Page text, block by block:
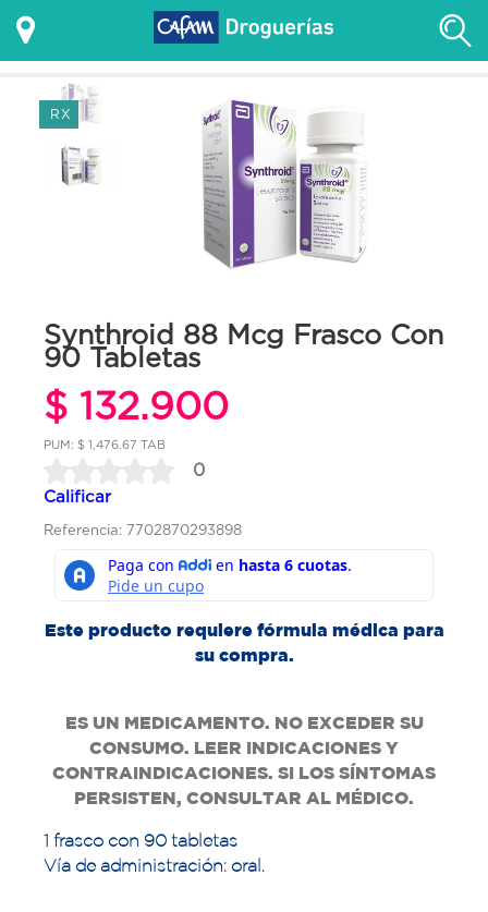
RX
Synthroid 88 Mcg Frasco Con
90 Tabletas
$ 132.900
PUM: $ 1,476.67 TAB
0
Calificar
Referencia: 7702870293898
Este producto requiere fórmula médica para
su compra.
ES UN MEDICAMENTO. NO EXCEDER SU
CONSUMO. LEER INDICACIONES Y
CONTRAINDICACIONES. SI LOS SÍNTOMAS
PERSISTEN, CONSULTAR AL MÉDICO.
1 frasco con 90 tabletas
Vía de administración: oral.